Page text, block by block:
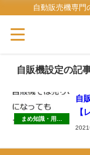
自動販売機専門
自販機設定の記
まめ知識・用語
自
【
2021